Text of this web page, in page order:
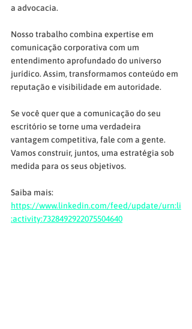
a advocacia.
Nosso trabalho combina expertise em
comunicação corporativa com um
entendimento aprofundado do universo
jurídico. Assim, transformamos conteúdo em
reputação e visibilidade em autoridade.
Se você quer que a comunicação do seu
escritório se torne uma verdadeira
vantagem competitiva, fale com a gente.
Vamos construir, juntos, uma estratégia sob
medida para os seus objetivos.
Saiba mais:
https://www.linkedin.com/feed/update/urn:li
:activity:7328492922075504640